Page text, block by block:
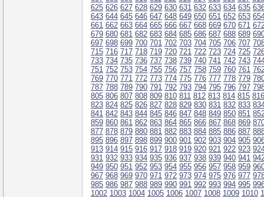
625 626 627 628 629 630 631 632 633 634 635
643 644 645 646 647 648 649 650 651 652 653
661 662 663 664 665 666 667 668 669 670 671
679 680 681 682 683 684 685 686 687 688 689
697 698 699 700 701 702 703 704 705 706 707
715 716 717 718 719 720 721 722 723 724 725
733 734 735 736 737 738 739 740 741 742 743
751 752 753 754 755 756 757 758 759 760 761
769 770 771 772 773 774 775 776 777 778 779
787 788 789 790 791 792 793 794 795 796 797
805 806 807 808 809 810 811 812 813 814 815 816
823 824 825 826 827 828 829 830 831 832 833
841 842 843 844 845 846 847 848 849 850 851
859 860 861 862 863 864 865 866 867 868 869
877 878 879 880 881 882 883 884 885 886 887
895 896 897 898 899 900 901 902 903 904 905
913 914 915 916 917 918 919 920 921 922 923
931 932 933 934 935 936 937 938 939 940 941
949 950 951 952 953 954 955 956 957 958 959
967 968 969 970 971 972 973 974 975 976 977
985 986 987 988 989 990 991 992 993 994 995
1002 1003 1004 1005 1006 1007 1008 1009 1010